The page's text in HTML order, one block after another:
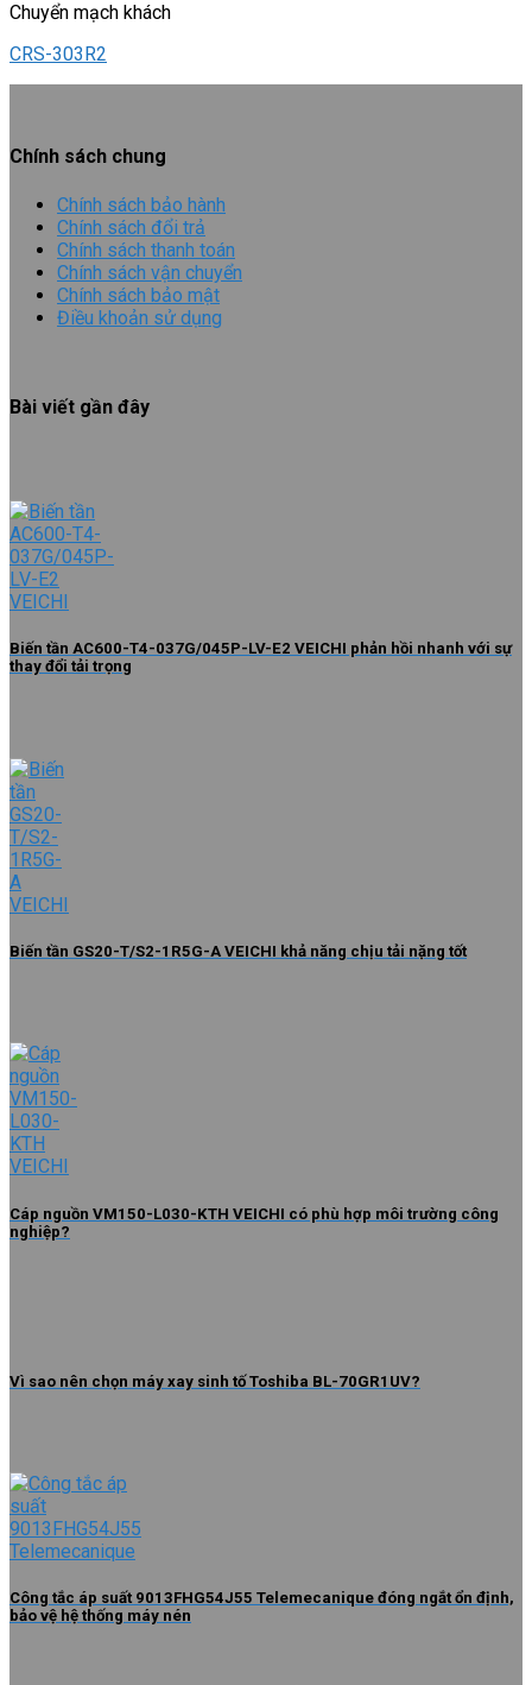
Chuyển mạch khách
CRS-303R2
Chính sách chung
Chính sách bảo hành
Chính sách đổi trả
Chính sách thanh toán
Chính sách vận chuyển
Chính sách bảo mật
Điều khoản sử dụng
Bài viết gần đây
Biến tần AC600-T4-037G/045P-LV-E2 VEICHI phản hồi nhanh với sự
thay đổi tải trọng
Biến tần GS20-T/S2-1R5G-A VEICHI khả năng chịu tải nặng tốt
Cáp nguồn VM150-L030-KTH VEICHI có phù hợp môi trường công
nghiệp?
Vì sao nên chọn máy xay sinh tố Toshiba BL-70GR1UV?
Công tắc áp suất 9013FHG54J55 Telemecanique đóng ngắt ổn định,
bảo vệ hệ thống máy nén